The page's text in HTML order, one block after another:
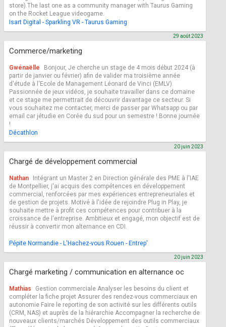
store).The last one as a community manager with Taurus Gaming
on the Rocket League videogame.
Isart Digital - Sparkling VR - Taurus Gaming
Commerce/marketing
29 août 2023
Gwénaëlle
Bonjour, Je cherche un stage de 4 mois début 2024 (à
partir de janvier ou février) afin de valider ma troisième année
d'étude à l'Ecole de Management Léonard de Vinci (EMLV).
Passionnée de jeux vidéos, je souhaite travailler dans ce domaine
et ce stage me permettrait de découvrir davantage ce secteur. Si
vous souhaitez me contacter, merci de passer par Whatsapp ou par
email car jétudie en Corée du sud pour un semestre ! Bonne journée
!
Décathlon
Chargé de développement commercial
20 juin 2023
Nathan
Intégrant un Master 2 en Direction générale des PME à l'IAE
de Montpellier, j'ai acquis des compétences en développement
commercial, renforcées par mes expériences entrepreneuriales et
de gestion de projets. Motivé à l'idée de rejoindre Plug in Play, je
souhaite mettre à profit ces compétences pour contribuer à la
croissance de l'entreprise. Ambitieux et engagé, mon objectif est de
réussir à convertir mon alternance en CDI.
Pépite Normandie - L'Hachez-vous Rouen - Entrep'
Chargé marketing / communication en alternance oc
20 juin 2023
Mathias
Gestion commerciale Analyser les besoins du client et
compléter la fiche projet Assurer des rendez-vous commerciaux en
autonomie Faire le reporting de son activité sur les différents outils
(CRM, NAS) et auprès de la hiérarchie Accompagner la recherche de
nouveaux clients/marchés Développement des outils commerciaux